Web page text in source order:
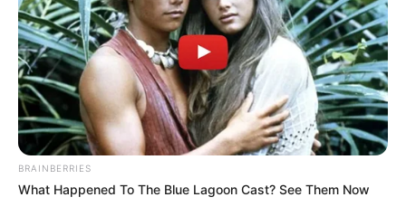
BRAINBERRIES
What Happened To The Blue Lagoon Cast? See Them Now